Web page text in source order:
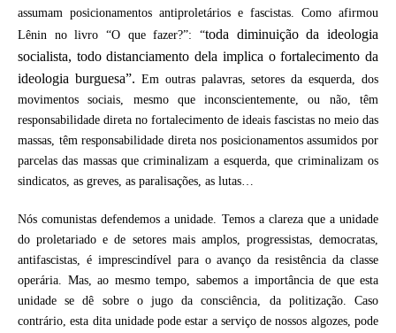
assumam posicionamentos antiproletários e fascistas. Como afirmou
Lênin no livro “O que fazer?”: “toda diminuição da ideologia
socialista, todo distanciamento dela implica o fortalecimento da
ideologia burguesa”. Em outras palavras, setores da esquerda, dos
movimentos sociais, mesmo que inconscientemente, ou não, têm
responsabilidade direta no fortalecimento de ideais fascistas no meio das
massas, têm responsabilidade direta nos posicionamentos assumidos por
parcelas das massas que criminalizam a esquerda, que criminalizam os
sindicatos, as greves, as paralisações, as lutas…
Nós comunistas defendemos a unidade. Temos a clareza que a unidade
do proletariado e de setores mais amplos, progressistas, democratas,
antifascistas, é imprescindível para o avanço da resistência da classe
operária. Mas, ao mesmo tempo, sabemos a importância de que esta
unidade se dê sobre o jugo da consciência, da politização. Caso
contrário, esta dita unidade pode estar a serviço de nossos algozes, pode